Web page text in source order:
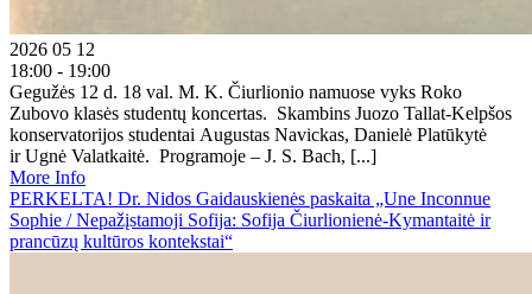
2026 05 12
18:00 - 19:00
Gegužės 12 d. 18 val. M. K. Čiurlionio namuose vyks Roko
Zubovo klasės studentų koncertas. Skambins Juozo Tallat-Kelpšos
konservatorijos studentai Augustas Navickas, Danielė Platūkytė
ir Ugnė Valatkaitė. Programoje – J. S. Bach, [...]
More Info
PERKELTA! Dr. Nidos Gaidauskienės paskaita „Une Inconnue
Sophie / Nepažįstamoji Sofija: Sofija Čiurlionienė-Kymantaitė ir
prancūzų kultūros kontekstai“